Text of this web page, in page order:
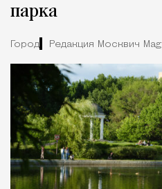
парка
Город Редакция Москвич Mag